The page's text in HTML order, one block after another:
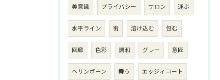
美意識 プライバシー サロン 運ぶ
水平ライン 街 溶け込む 包む
回廊 色彩 調和 グレー 意匠
ヘリンボーン 舞う エッジィコート